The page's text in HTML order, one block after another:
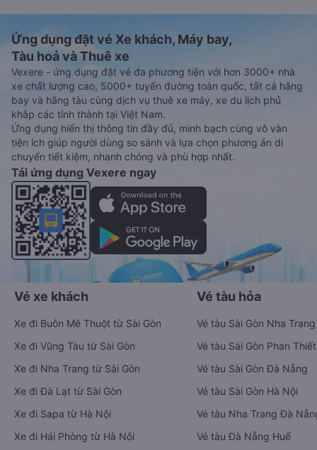
Ứng dụng đặt vé Xe khách, Máy bay,
Tàu hoả và Thuê xe
Vexere - ứng dụng đặt vé đa phương tiện với hơn 3000+ nhà
xe chất lượng cao, 5000+ tuyến đường toàn quốc, tất cả hãng
bay và hãng tàu cùng dịch vụ thuê xe máy, xe du lịch phủ
khắp các tỉnh thành tại Việt Nam.
Ứng dụng hiển thị thông tin đầy đủ, minh bạch cùng vô vàn
tiện ích giúp người dùng so sánh và lựa chọn phương án di
chuyển tiết kiệm, nhanh chóng và phù hợp nhất.
Tải ứng dụng Vexere ngay
Vé xe khách
Xe đi Buôn Mê Thuột từ Sài Gòn
Xe đi Vũng Tàu từ Sài Gòn
Xe đi Nha Trang từ Sài Gòn
Xe đi Đà Lạt từ Sài Gòn
Xe đi Sapa từ Hà Nội
Xe đi Hải Phòng từ Hà Nội
Vé tàu hỏa
Vé tàu Sài Gòn Nha Trang
Vé tàu Sài Gòn Phan Thiết
Vé tàu Sài Gòn Đà Nẵng
Vé tàu Sài Gòn Hà Nội
Vé tàu Nha Trang Đà
Vé tàu Đà Nẵng Huế